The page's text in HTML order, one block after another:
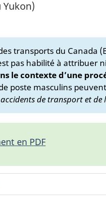
Yukon)
transports du Canada
pas habilité à attribuer
le contexte d’une
poste masculins
de transport et
en PDF